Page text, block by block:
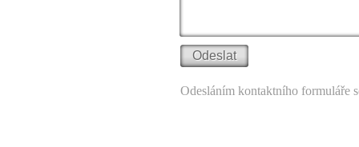
Odesláním kontaktního formuláře